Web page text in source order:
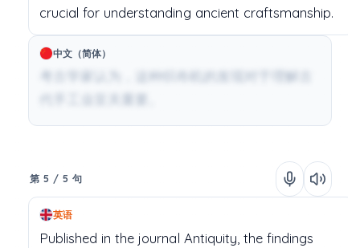
crucial for understanding ancient craftsmanship.
中文（简体）
考古学家认为，这种织布机的发现对于理解古
第 5 / 5 句
英语
Published in the journal Antiquity, the findings